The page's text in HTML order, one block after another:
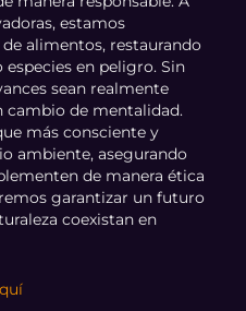
estamos
alimentos, restaurando
en peligro. Sin
sean realmente
cambio de mentalidad.
más consciente y
ambiente, asegurando
de manera ética
garantizar un futuro
coexistan en